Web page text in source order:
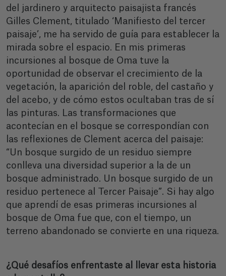
del jardinero y arquitecto paisajista francés
Gilles Clement, titulado ‘Manifiesto del tercer
paisaje’, me ha servido de guía para establecer la
mirada sobre el espacio. En mis primeras
incursiones al bosque de Oma tuve la
oportunidad de observar el crecimiento de la
vegetación, la aparición del roble, del castaño y
del acebo, y de cómo estos ocultaban tras de sí
las pinturas. Las transformaciones que
acontecían en el bosque se correspondían con
las reflexiones de Clement acerca del paisaje:
“Un bosque surgido de un residuo siempre
conlleva una diversidad superior a la de un
bosque administrado. Un bosque surgido de un
residuo pertenece al Tercer Paisaje”. Si hay algo
que aprendí de esas primeras incursiones al
bosque de Oma fue que, con el tiempo, un
terreno abandonado se convierte en una riqueza.
¿Qué desafíos enfrentaste al llevar esta historia